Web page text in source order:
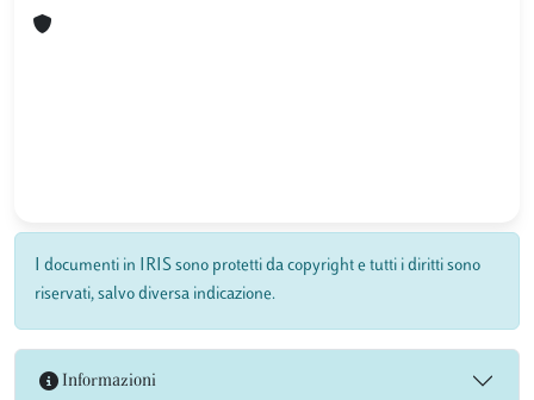
I documenti in IRIS sono protetti da copyright e tutti i diritti sono
riservati, salvo diversa indicazione.
Informazioni